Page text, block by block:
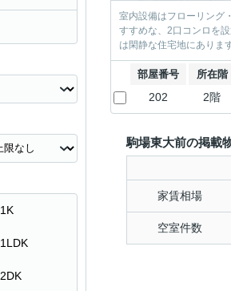
室内設備はフローリング
すすめな、2口コンロを
は閑静な住宅地にありま
部屋番号 所在階
202 2階
駒場東大前の掲載
家賃相場
空室件数
1K
1LDK
2DK